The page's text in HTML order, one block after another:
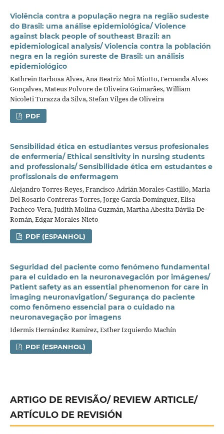
Violência contra a população negra na região sudeste
do Brasil: uma análise epidemiológica/ Violence
against black people of southeast Brazil: an
epidemiological analysis/ Violencia contra la población
negra en la región sureste de Brasil: un análisis
epidemiológico
Kathrein Barbosa Alves, Ana Beatriz Moi Miotto, Fernanda Alves
Gonçalves, Mateus Polvore de Oliveira Guimarães, William
Nicoleti Turazza da Silva, Stefan Vilges de Oliveira
PDF
Sensibilidad ética en estudiantes versus profesionales
de enfermería/ Ethical sensitivity in nursing students
and professionals/ Sensibilidade ética em estudantes e
profissionais de enfermagem
Alejandro Torres-Reyes, Francisco Adrián Morales-Castillo, Maria
Del Rosario Contreras-Torres, Jorge García-Domínguez, Elisa
Pacheco-Vera, Judith Molina-Guzmán, Martha Abesita Dávila-De-
Román, Edgar Morales-Nieto
PDF (ESPANHOL)
Seguridad del paciente como fenómeno fundamental
para el cuidado en la neuronavegación por imágenes/
Patient safety as an essential phenomenon for care in
imaging neuronavigation/ Segurança do paciente
como fenômeno essencial para o cuidado na
neuronavegação por imagens
Idermis Hernández Ramírez, Esther Izquierdo Machín
PDF (ESPANHOL)
ARTIGO DE REVISÃO/ REVIEW ARTICLE/
ARTÍCULO DE REVISIÓN